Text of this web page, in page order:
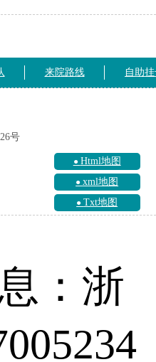
来院路线 自助
号
Html地图
xml地图
Txt地图
：浙